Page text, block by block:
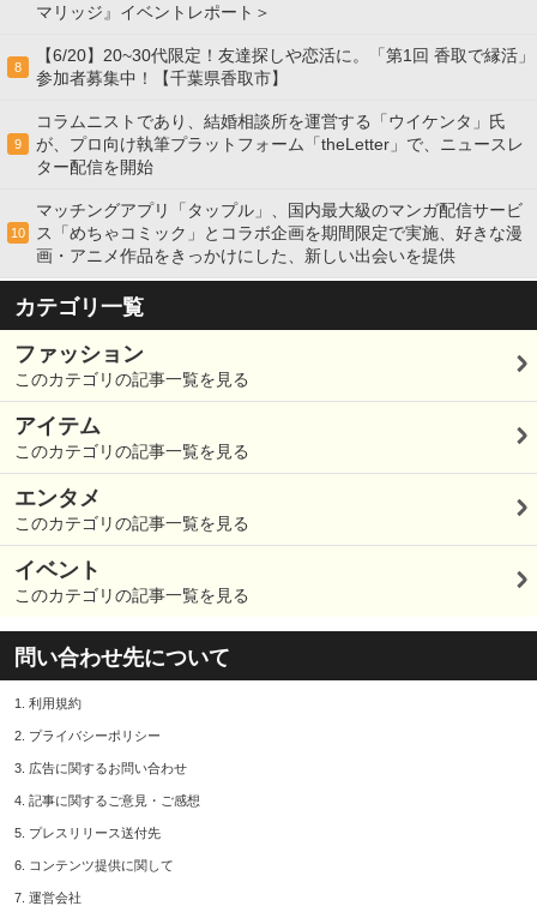
マリッジ』イベントレポート＞
8
【6/20】20~30代限定！友達探しや恋活に。「第1回 香取で縁活」
参加者募集中！【千葉県香取市】
9
コラムニストであり、結婚相談所を運営する「ウイケンタ」氏
が、プロ向け執筆プラットフォーム「theLetter」で、ニュースレ
ター配信を開始
10
マッチングアプリ「タップル」、国内最大級のマンガ配信サービ
ス「めちゃコミック」とコラボ企画を期間限定で実施、好きな漫
画・アニメ作品をきっかけにした、新しい出会いを提供
カテゴリ一覧
ファッション
このカテゴリの記事一覧を見る
アイテム
このカテゴリの記事一覧を見る
エンタメ
このカテゴリの記事一覧を見る
イベント
このカテゴリの記事一覧を見る
問い合わせ先について
1. 利用規約
2. プライバシーポリシー
3. 広告に関するお問い合わせ
4. 記事に関するご意見・ご感想
5. プレスリリース送付先
6. コンテンツ提供に関して
7. 運営会社